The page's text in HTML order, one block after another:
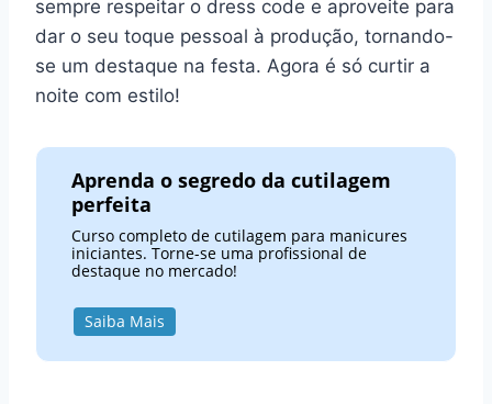
sempre respeitar o dress code e aproveite para
dar o seu toque pessoal à produção, tornando-
se um destaque na festa. Agora é só curtir a
noite com estilo!
Aprenda o segredo da cutilagem
perfeita
Curso completo de cutilagem para manicures
iniciantes. Torne-se uma profissional de
destaque no mercado!
Saiba Mais